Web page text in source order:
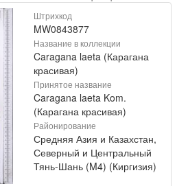
Штрихкод
MW0843877
Название в коллекции
Caragana laeta (Карагана
красивая)
Принятое название
Caragana laeta Kom.
(Карагана красивая)
Районирование
Средняя Азия и Казахстан,
Северный и Центральный
Тянь-Шань (M4) (Киргизия)